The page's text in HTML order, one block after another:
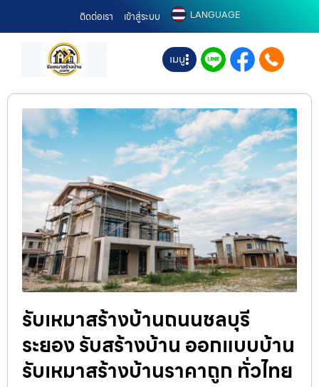
ติดต่อเรา เข้าสู่ระบบ LANGUAGE
เมนู
รับเหมาสร้างบ้านถนนชลบุรี
ระยอง รับสร้างบ้าน ออกแบบบ้าน
รับเหมาสร้างบ้านราคาถูก ทั่วไทย